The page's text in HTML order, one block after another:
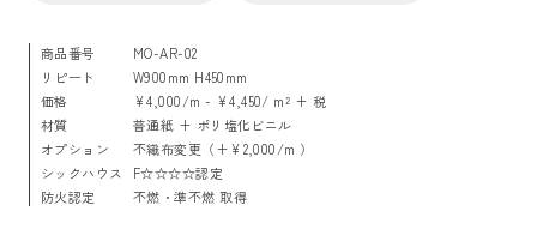
商品番号
MO-AR-02
リピート
W900mm H450mm
価格
¥4,000/m - ¥4,450/ m² + 税
材質
普通紙 + ポリ塩化ビニル
オプション
不織布変更（+¥2,000/m ）
シックハウス
F☆☆☆☆認定
防火認定
不燃・準不燃 取得